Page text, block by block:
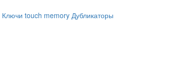
Ключи touch memory Дубликаторы